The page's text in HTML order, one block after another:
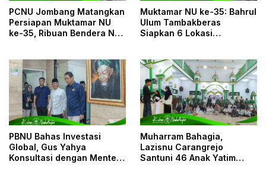
PCNU Jombang Matangkan
Persiapan Muktamar NU
ke-35, Ribuan Bendera NU
Muktamar NU ke-35: Bahrul
Ulum Tambakberas
Siapkan 6 Lokasi
PBNU Bahas Investasi
Global, Gus Yahya
Konsultasi dengan Menteri
Muharram Bahagia,
Lazisnu Carangrejo
Santuni 46 Anak Yatim